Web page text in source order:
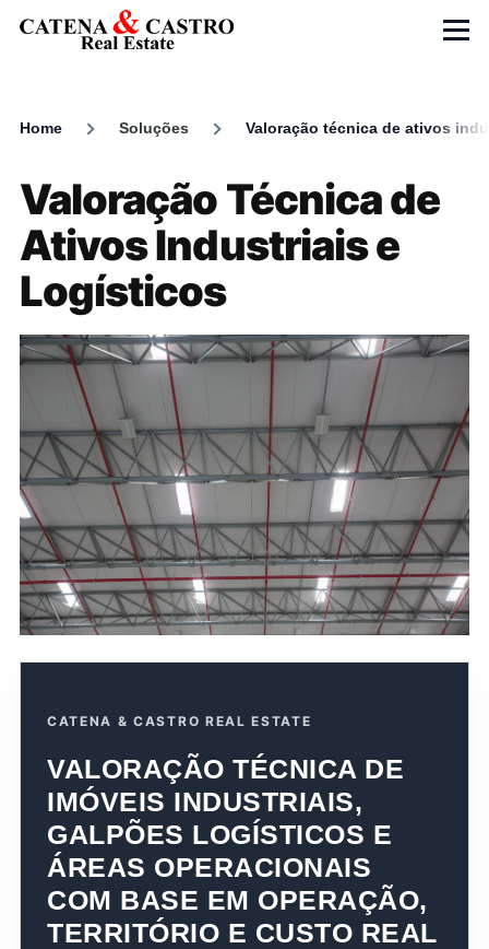
Skip to main content
Menu
Home Soluções Valoração técnica de ativos
Valoração Técnica de
Ativos Industriais e
Logísticos
CATENA & CASTRO REAL ESTATE
VALORAÇÃO TÉCNICA DE
IMÓVEIS INDUSTRIAIS,
GALPÕES LOGÍSTICOS E
ÁREAS OPERACIONAIS
COM BASE EM OPERAÇÃO,
TERRITÓRIO E CUSTO REAL